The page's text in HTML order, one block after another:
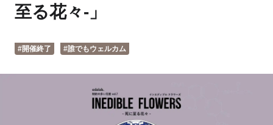
Contact
Close
Branch List
至る花々-」
#開催終了 #誰でもウェルカム